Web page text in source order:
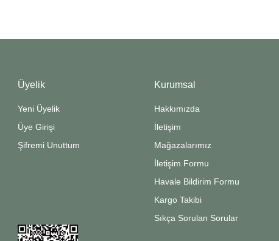
Üyelik
Yeni Üyelik
Üye Girişi
Şifremi Unuttum
Kurumsal
Hakkımızda
İletişim
Mağazalarımız
İletişim Formu
Havale Bildirim Formu
Kargo Takibi
Sıkça Sorulan Sorular